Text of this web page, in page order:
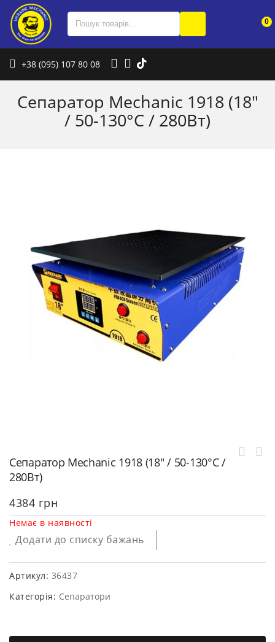
0
+38 (095) 107 80 08
Сепаратор Mechanic 1918 (18″
/ 50-130°C / 280Вт)
Сепаратор Mechanic 1918 (18″ / 50-130°C /
280Вт)
4384 грн
Немає в наявності
Додати до списку бажань
Артикул: 36437
Категорія: Сепаратори